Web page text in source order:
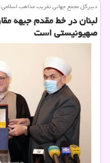
دبیركل مجمع جهانی تقریب مذاهب اسلامی:
لبنان در خط مقدم جبهه
صهیونیستی است